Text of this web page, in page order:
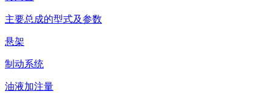
主要总成的型式及参数
悬架
制动系统
油液加注量